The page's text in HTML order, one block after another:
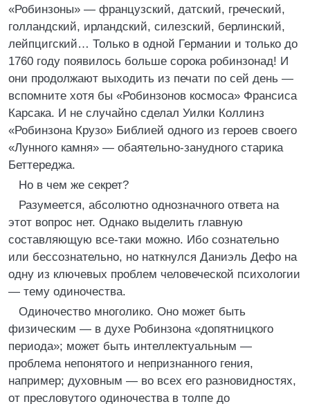
«Робинзоны» — французский, датский, греческий,
голландский, ирландский, силезский, берлинский,
лейпцигский… Только в одной Германии и только до
1760 году появилось больше сорока робинзонад! И
они продолжают выходить из печати по сей день —
вспомните хотя бы «Робинзонов космоса» Франсиса
Карсака. И не случайно сделал Уилки Коллинз
«Робинзона Крузо» Библией одного из героев своего
«Лунного камня» — обаятельно-занудного старика
Беттереджа.
Но в чем же секрет?
Разумеется, абсолютно однозначного ответа на
этот вопрос нет. Однако выделить главную
составляющую все-таки можно. Ибо сознательно
или бессознательно, но наткнулся Даниэль Дефо на
одну из ключевых проблем человеческой психологии
— тему одиночества.
Одиночество многолико. Оно может быть
физическим — в духе Робинзона «допятницкого
периода»; может быть интеллектуальным —
проблема непонятого и непризнанного гения,
например; духовным — во всех его разновидностях,
от пресловутого одиночества в толпе до